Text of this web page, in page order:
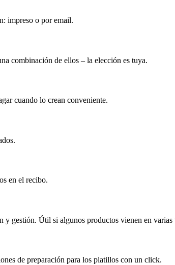
impreso o por email.
combinación de ellos – la elección es tuya.
cuando lo crean conveniente.
en el recibo.
gestión. Útil si algunos productos vienen en varias
de preparación para los platillos con un click.